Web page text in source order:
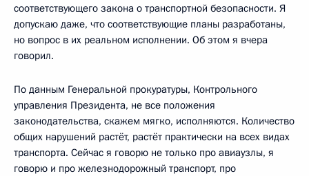
соответствующего закона о транспортной безопасности. Я
допускаю даже, что соответствующие планы разработаны,
но вопрос в их реальном исполнении. Об этом я вчера
говорил.
По данным Генеральной прокуратуры, Контрольного
управления Президента, не все положения
законодательства, скажем мягко, исполняются. Количество
общих нарушений растёт, растёт практически на всех видах
транспорта. Сейчас я говорю не только про авиаузлы, я
говорю и про железнодорожный транспорт, про